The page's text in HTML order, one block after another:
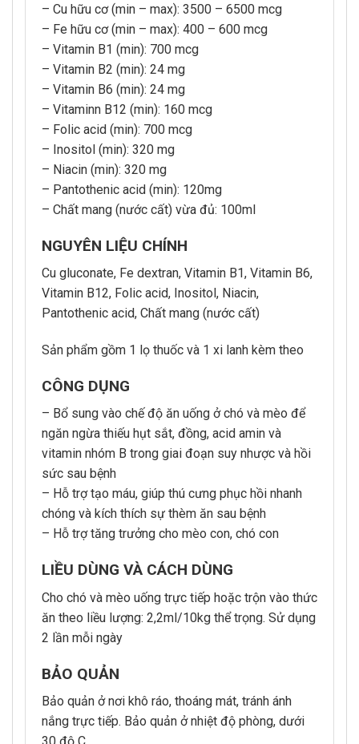
– Cu hữu cơ (min – max): 3500 – 6500 mcg
– Fe hữu cơ (min – max): 400 – 600 mcg
– Vitamin B1 (min): 700 mcg
– Vitamin B2 (min): 24 mg
– Vitamin B6 (min): 24 mg
– Vitaminn B12 (min): 160 mcg
– Folic acid (min): 700 mcg
– Inositol (min): 320 mg
– Niacin (min): 320 mg
– Pantothenic acid (min): 120mg
– Chất mang (nước cất) vừa đủ: 100ml
NGUYÊN LIỆU CHÍNH
Cu gluconate, Fe dextran, Vitamin B1, Vitamin B6,
Vitamin B12, Folic acid, Inositol, Niacin,
Pantothenic acid, Chất mang (nước cất)
Sản phẩm gồm 1 lọ thuốc và 1 xi lanh kèm theo
CÔNG DỤNG
– Bổ sung vào chế độ ăn uống ở chó và mèo để
ngăn ngừa thiếu hụt sắt, đồng, acid amin và
vitamin nhóm B trong giai đoạn suy nhược và hồi
sức sau bệnh
– Hỗ trợ tạo máu, giúp thú cưng phục hồi nhanh
chóng và kích thích sự thèm ăn sau bệnh
– Hỗ trợ tăng trưởng cho mèo con, chó con
LIỀU DÙNG VÀ CÁCH DÙNG
Cho chó và mèo uống trực tiếp hoặc trộn vào thức
ăn theo liều lượng: 2,2ml/10kg thể trọng. Sử dụng
2 lần mỗi ngày
BẢO QUẢN
Bảo quản ở nơi khô ráo, thoáng mát, tránh ánh
nắng trực tiếp. Bảo quản ở nhiệt độ phòng, dưới